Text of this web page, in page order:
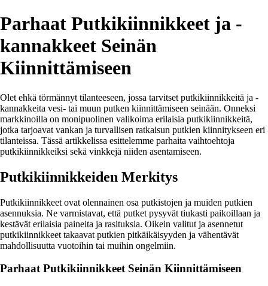
Parhaat Putkikiinnikkeet ja -
kannakkeet Seinän
Kiinnittämiseen
Olet ehkä törmännyt tilanteeseen, jossa tarvitset putkikiinnikkeitä ja -
kannakkeita vesi- tai muun putken kiinnittämiseen seinään. Onneksi
markkinoilla on monipuolinen valikoima erilaisia putkikiinnikkeitä,
jotka tarjoavat vankan ja turvallisen ratkaisun putkien kiinnitykseen eri
tilanteissa. Tässä artikkelissa esittelemme parhaita vaihtoehtoja
putkikiinnikkeiksi sekä vinkkejä niiden asentamiseen.
Putkikiinnikkeiden Merkitys
Putkikiinnikkeet ovat olennainen osa putkistojen ja muiden putkien
asennuksia. Ne varmistavat, että putket pysyvät tiukasti paikoillaan ja
kestävät erilaisia paineita ja rasituksia. Oikein valitut ja asennetut
putkikiinnikkeet takaavat putkien pitkäikäisyyden ja vähentävät
mahdollisuutta vuotoihin tai muihin ongelmiin.
Parhaat Putkikiinnikkeet Seinän Kiinnittämiseen